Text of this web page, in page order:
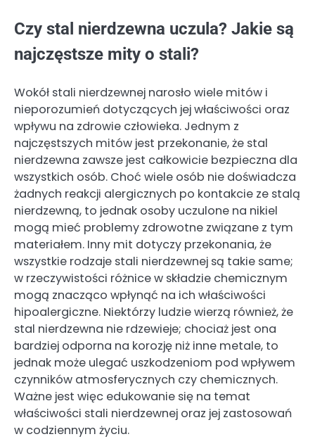
Czy stal nierdzewna uczula? Jakie są
najczęstsze mity o stali?
Wokół stali nierdzewnej narosło wiele mitów i
nieporozumień dotyczących jej właściwości oraz
wpływu na zdrowie człowieka. Jednym z
najczęstszych mitów jest przekonanie, że stal
nierdzewna zawsze jest całkowicie bezpieczna dla
wszystkich osób. Choć wiele osób nie doświadcza
żadnych reakcji alergicznych po kontakcie ze stalą
nierdzewną, to jednak osoby uczulone na nikiel
mogą mieć problemy zdrowotne związane z tym
materiałem. Inny mit dotyczy przekonania, że
wszystkie rodzaje stali nierdzewnej są takie same;
w rzeczywistości różnice w składzie chemicznym
mogą znacząco wpłynąć na ich właściwości
hipoalergiczne. Niektórzy ludzie wierzą również, że
stal nierdzewna nie rdzewieje; chociaż jest ona
bardziej odporna na korozję niż inne metale, to
jednak może ulegać uszkodzeniom pod wpływem
czynników atmosferycznych czy chemicznych.
Ważne jest więc edukowanie się na temat
właściwości stali nierdzewnej oraz jej zastosowań
w codziennym życiu.